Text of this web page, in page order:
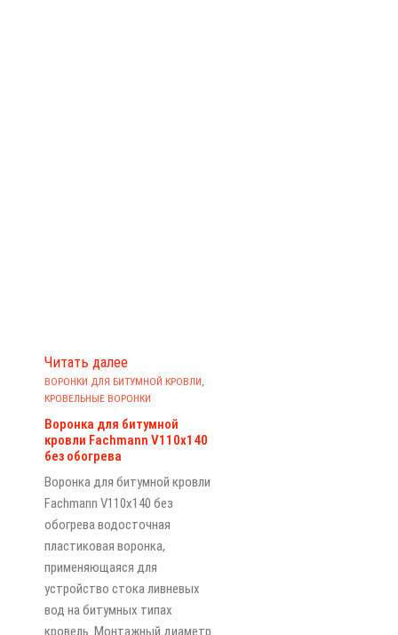
Читать далее
ВОРОНКИ ДЛЯ БИТУМНОЙ КРОВЛИ,
КРОВЕЛЬНЫЕ ВОРОНКИ
Воронка для битумной
кровли Fachmann V110x140
без обогрева
Воронка для битумной кровли
Fachmann V110x140 без
обогрева водосточная
пластиковая воронка,
применяющаяся для
устройство стока ливневых
вод на битумных типах
кровель. Монтажный диаметр